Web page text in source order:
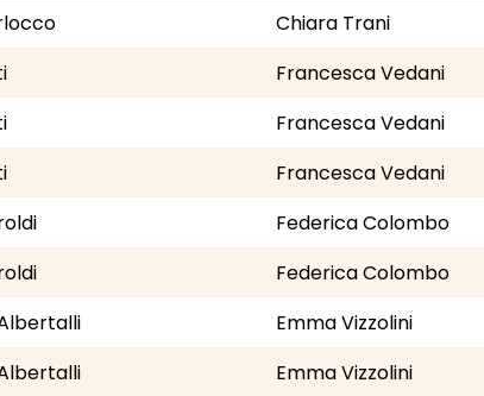
Chiara Trani
Francesca Vedani
Francesca Vedani
Francesca Vedani
Federica Colombo
Federica Colombo
Emma Vizzolini
Emma Vizzolini